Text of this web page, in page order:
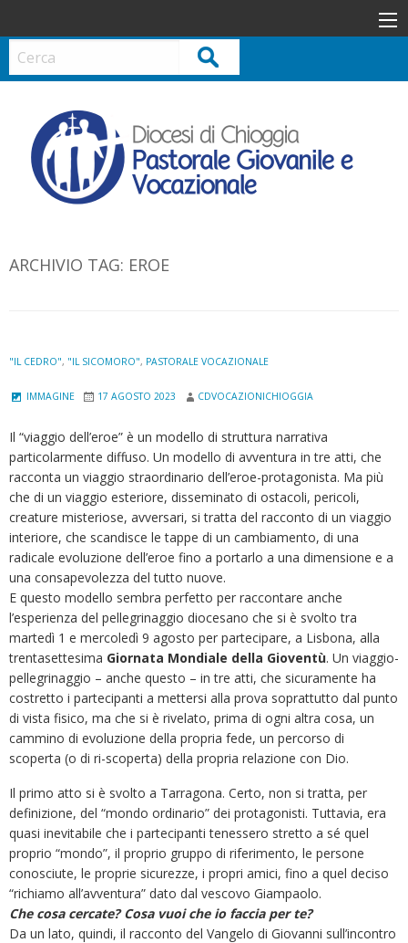
k
p
Cerca
ARCHIVIO TAG: EROE
"IL CEDRO", "IL SICOMORO", PASTORALE VOCAZIONALE
IMMAGINE 17 AGOSTO 2023 CDVOCAZIONICHIOGGIA
Il “viaggio dell’eroe” è un modello di struttura narrativa
particolarmente diffuso. Un modello di avventura in tre atti, che
racconta un viaggio straordinario dell’eroe-protagonista. Ma più
che di un viaggio esteriore, disseminato di ostacoli, pericoli,
creature misteriose, avversari, si tratta del racconto di un viaggio
interiore, che scandisce le tappe di un cambiamento, di una
radicale evoluzione dell’eroe fino a portarlo a una dimensione e a
una consapevolezza del tutto nuove.
E questo modello sembra perfetto per raccontare anche
l’esperienza del pellegrinaggio diocesano che si è svolto tra
martedì 1 e mercoledì 9 agosto per partecipare, a Lisbona, alla
trentasettesima Giornata Mondiale della Gioventù. Un viaggio-
pellegrinaggio – anche questo – in tre atti, che sicuramente ha
costretto i partecipanti a mettersi alla prova soprattutto dal punto
di vista fisico, ma che si è rivelato, prima di ogni altra cosa, un
cammino di evoluzione della propria fede, un percorso di
scoperta (o di ri-scoperta) della propria relazione con Dio.
Il primo atto si è svolto a Tarragona. Certo, non si tratta, per
definizione, del “mondo ordinario” dei protagonisti. Tuttavia, era
quasi inevitabile che i partecipanti tenessero stretto a sé quel
proprio “mondo”, il proprio gruppo di riferimento, le persone
conosciute, le proprie sicurezze, i propri amici, fino a quel deciso
“richiamo all’avventura” dato dal vescovo Giampaolo.
Che cosa cercate? Cosa vuoi che io faccia per te?
Da un lato, quindi, il racconto del Vangelo di Giovanni sull’incontro